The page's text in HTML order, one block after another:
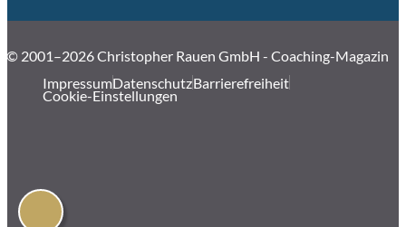
© 2001–2026 Christopher Rauen GmbH - Coaching-Magazin
ImpressumDatenschutzBarrierefreiheit
Cookie-Einstellungen